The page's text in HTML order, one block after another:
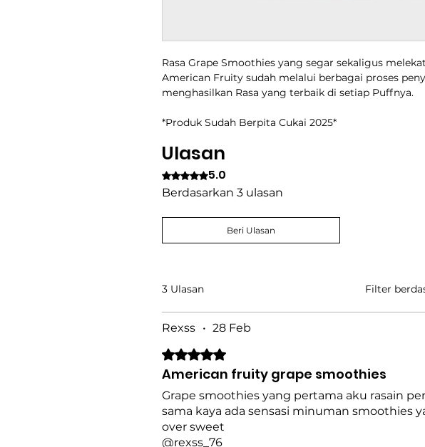
Rasa Grape Smoothies yang segar sekaligus
American Fruity sudah melalui berbagai proses
menghasilkan Rasa yang terbaik di setiap Puffnya.
*Produk Sudah Berpita Cukai 2025*
Ulasan
Dinilai 5 dari 5 bintang.
5.0
Berdasarkan 3 ulasan
Beri Ulasan
3 Ulasan Filter
Rexss • 28 Feb
Dinilai 5 dari 5 bintang.
American fruity grape smoothies
Grape smoothies yang pertama aku rasain
sama kaya ada sensasi minuman smoothies
over sweet
@rexss_76